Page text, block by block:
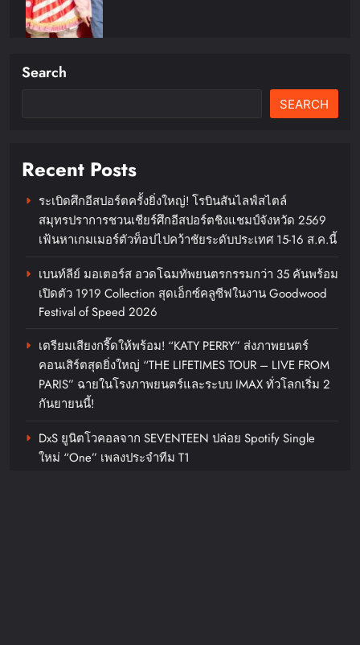
Spider-Man กลับมาแล้ว! CASETiFY
สติงค์ เอเนอร์จี้ดริ้งค์ ผสานพลัง
ฟอร์มูล่าวัน ชูกลยุทธ์การตลาดเชิง
โลกแห่งความเร็ว เสริมความ
แข็งแกร่งแบรนด์ในประเทศไทย
Search
SEARCH
Recent Posts
ระเบิดศึกอีสปอร์ตครั้งยิ่งใหญ่! โรบินสันไลฟ์สไตล์
สมุทรปราการชวนเชียร์ศึกอีสปอร์ตชิงแชมป์จังหวัด 2569
เฟ้นหาเกมเมอร์ตัวท็อปไปคว้าชัยระดับประเทศ 15-16 ส.ค.นี้
เบนท์ลีย์ มอเตอร์ส อวดโฉมทัพยนตรกรรมกว่า 35 คันพร้อม
เปิดตัว 1919 Collection สุดเอ็กซ์คลูซีฟในงาน Goodwood
Festival of Speed 2026
เตรียมเสียงกรี๊ดให้พร้อม! “KATY PERRY” ส่งภาพยนตร์
คอนเสิร์ตสุดยิ่งใหญ่ “THE LIFETIMES TOUR – LIVE FROM
PARIS” ฉายในโรงภาพยนตร์และระบบ IMAX ทั่วโลกเริ่ม 2
กันยายนนี้!
DxS ยูนิตโวคอลจาก SEVENTEEN ปล่อย Spotify Single
ใหม่ “One” เพลงประจำทีม T1